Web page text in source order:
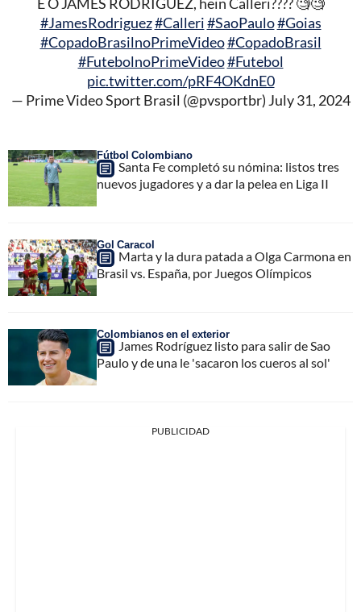
#JamesRodriguez#Calleri#SaoPaulo#Goias
#CopadoBrasilnoPrimeVideo#CopadoBrasil
#FutebolnoPrimeVideo#Futebol
pic.twitter.com/pRF4OKdnE0
— Prime Video Sport Brasil (@pvsportbr) July 31, 2024
Fútbol Colombiano
Santa Fe completó su nómina: listos tres
nuevos jugadores y a dar la pelea en Liga II
Gol Caracol
Marta y la dura patada a Olga Carmona en
Brasil vs. España, por Juegos Olímpicos
Colombianos en el exterior
James Rodríguez listo para salir de Sao
Paulo y de una le 'sacaron los cueros al sol'
PUBLICIDAD